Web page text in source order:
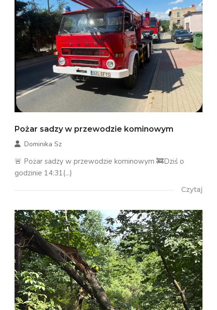
Pożar sadzy w przewodzie kominowym
Dominika Sz
🚨 Pożar sadzy w przewodzie kominowym 🚒Dziś o
godzinie 14:31(...)
Czytaj